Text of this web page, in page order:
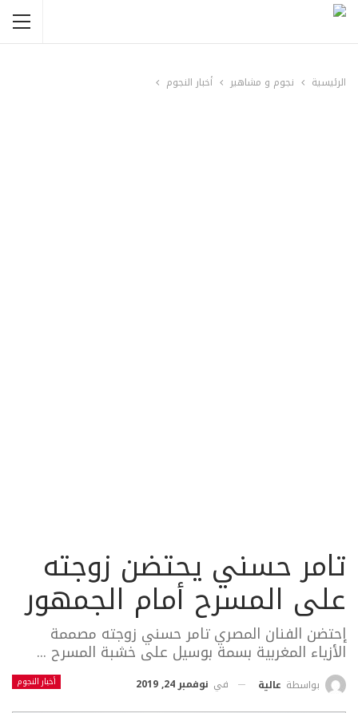
الرئيسية نجوم و مشاهير أخبار النجوم
تامر حسني يحتضن زوجته
على المسرح أمام الجمهور
إحتضن الفنان المصري تامر حسني زوجته مصممة
الأزياء المغربية بسمة بوسيل على خشبة المسرح ...
أخبار النجوم بواسطة عالية في نوفمبر 24, 2019